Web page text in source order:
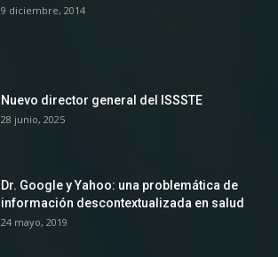
9 diciembre, 2014
Nuevo director general del ISSSTE
28 junio, 2025
Dr. Google y Yahoo: una problemática de
información descontextualizada en salud
24 mayo, 2019